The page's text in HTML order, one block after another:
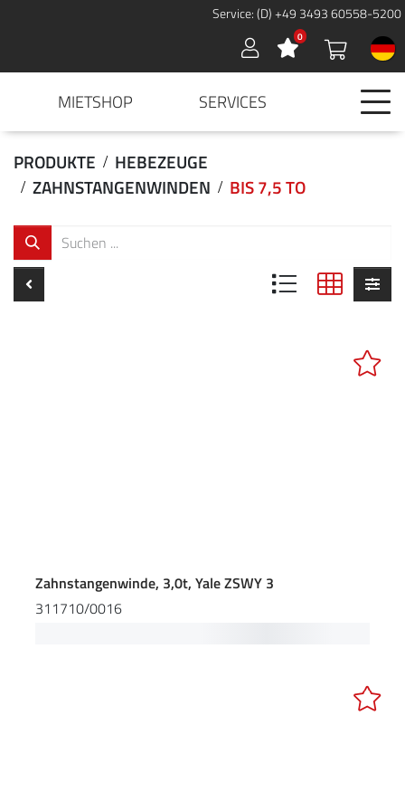
Service: (D) +49 3493 60558-5200
Sign in 0
MIETSHOP SERVICES
PRODUKTE
HEBEZEUGE
ZAHNSTANGENWINDEN
BIS 7,5 TO
Zahnstangenwinde, 3,0t, Yale ZSWY 3
311710/0016